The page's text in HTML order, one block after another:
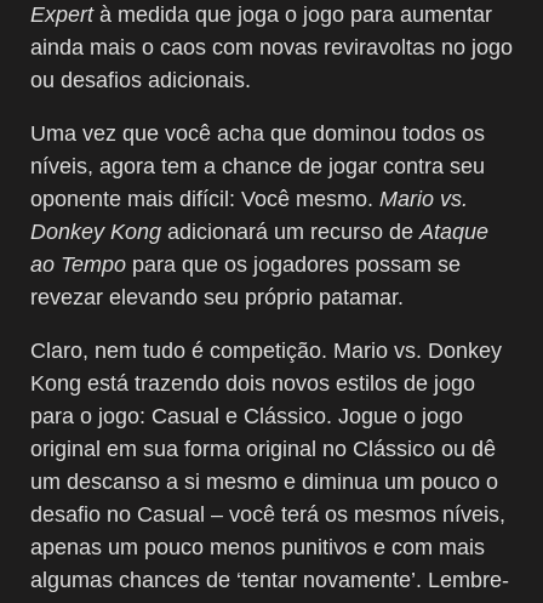
Expertà medida que joga o jogo para aumentar
ainda mais o caos com novas reviravoltas no jogo
ou desafios adicionais.
Uma vez que você acha que dominou todos os
níveis, agora tem a chance de jogar contra seu
oponente mais difícil: Você mesmo. Mario vs.
Donkey Kong adicionará um recurso de Ataque
ao Tempo para que os jogadores possam se
revezar elevando seu próprio patamar.
Claro, nem tudo é competição. Mario vs. Donkey
Kong está trazendo dois novos estilos de jogo
para o jogo: Casual e Clássico. Jogue o jogo
original em sua forma original no Clássico ou dê
um descanso a si mesmo e diminua um pouco o
desafio no Casual – você terá os mesmos níveis,
apenas um pouco menos punitivos e com mais
algumas chances de ‘tentar novamente’. Lembre-